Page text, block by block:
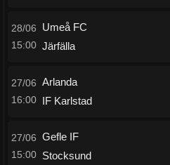
28/06
15:00
Umeå FC
Järfälla
27/06
16:00
Arlanda
IF Karlstad
27/06
15:00
Gefle IF
Stocksund